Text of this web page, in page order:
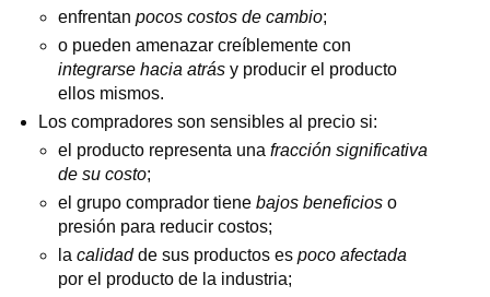
enfrentan pocos costos de cambio;
o pueden amenazar creíblemente con
integrarse hacia atrásy producir el producto
ellos mismos.
Los compradores son sensibles al precio si:
el producto representa una fracción significativa
de su costo;
el grupo comprador tiene bajos beneficioso
presión para reducir costos;
la calidadde sus productos es poco afectada
por el producto de la industria;